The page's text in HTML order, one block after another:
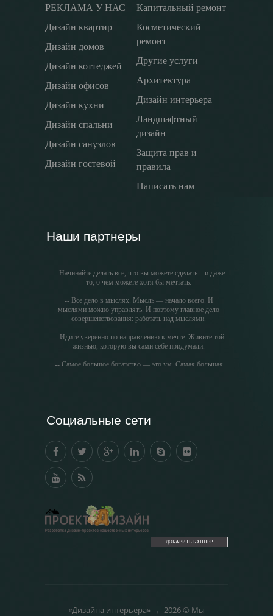
РЕКЛАМА У НАС
Дизайн квартир
Дизайн домов
Дизайн коттеджей
Дизайн офисов
Дизайн кухни
Дизайн спальни
Дизайн санузлов
Дизайн гостевой
Капитальный ремонт
Косметический
ремонт
Другие услуги
Архитектура
Дизайн интерьера
Ландшафтный
дизайн
Защита прав и
правила
Написать нам
Наши партнеры
-- Начинайте делать все, что вы можете сделать – и даже
то, о чем можете хотя бы мечтать.
-- Все дело в мыслях. Мысль — начало всего. И
мыслями можно управлять. И поэтому главное дело
совершенствования: работать над мыслями.
-- Идите уверенно по направлению к мечте. Живите той
жизнью, которую вы сами себе придумали.
-- Самое большое богатство — это ум. Самая большая
полезен никому, кроме того, кто его дал.
дают мне.
Социальные сети
ДОБАВИТЬ БАННЕР
«Дизайна интерьера» → 2026© Мы